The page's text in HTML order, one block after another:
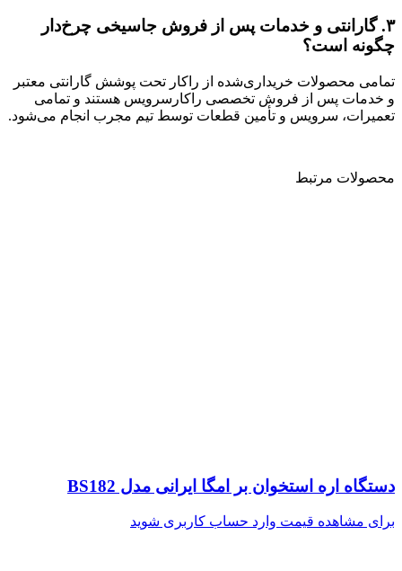
۳. گارانتی و خدمات پس از فروش جاسیخی چرخ‌دار
چگونه است؟
تمامی محصولات خریداری‌شده از راکار تحت پوشش گارانتی معتبر
و خدمات پس از فروش تخصصی راکارسرویس هستند و تمامی
تعمیرات، سرویس و تأمین قطعات توسط تیم مجرب انجام می‌شود.
محصولات مرتبط
دستگاه اره استخوان بر امگا ایرانی مدل BS182
برای مشاهده قیمت وارد حساب کاربری شوید